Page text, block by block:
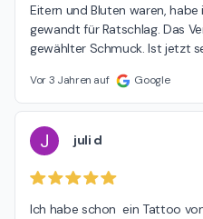
Eitern und Bluten waren,
gewandt für Ratschlag. Das
gewählter Schmuck. Ist jetzt
Vor 3 Jahren auf Google
J juli d
Ich habe schon  ein Tattoo